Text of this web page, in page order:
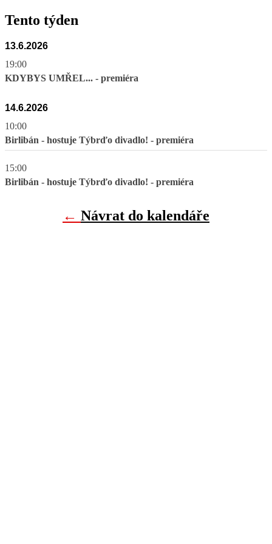
Tento týden
13.6.2026
19:00
KDYBYS UMŘEL... - premiéra
14.6.2026
10:00
Birlibán - hostuje Týbrďo divadlo! - premiéra
15:00
Birlibán - hostuje Týbrďo divadlo! - premiéra
← Návrat do kalendáře